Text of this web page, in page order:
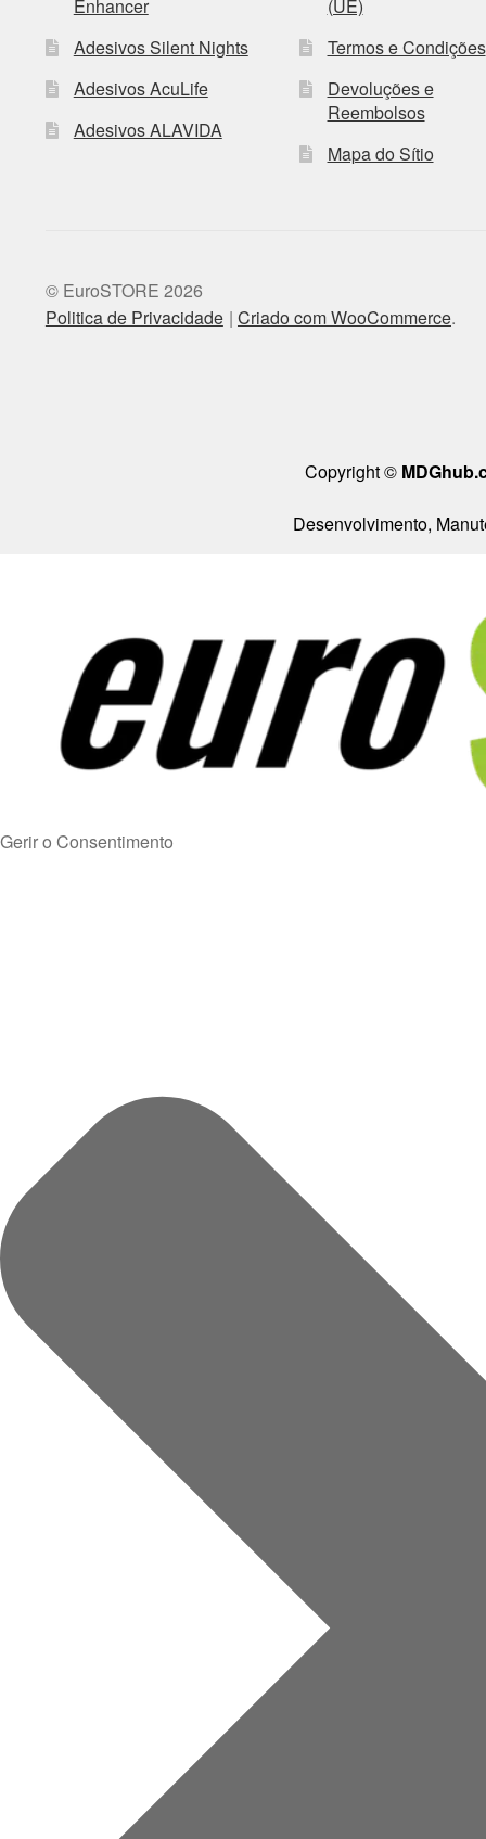
Enhancer
Adesivos Silent Nights
Adesivos AcuLife
Adesivos ALAVIDA
(UE)
Termos e Condições
Devoluções e
Reembolsos
Mapa do Sítio
© EuroSTORE 2026
Politica de Privacidade Criado com WooCommerce.
Copyright ©
Desenvolvimento,
Gerir o Consentimento